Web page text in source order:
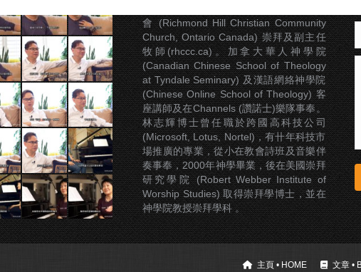
會 (Richmond Hill Christian Community
Church, Ontario Canada) 崇拜及副主任
牧師(rhccc.ca)。加拿大華人神學院
(Canadian Chinese School of Theology
at Tyndale Seminary) 及漢語網絡神學院
(Chinese Online School of Theology) 客
座講師及在Channels (讚諾士)樂隊事奉。
林志輝博士曾任職於跨國高科技公司
(Microsoft, Lotus, Nortel)，有卄年科技市
場推廣的專業，從小在教會詩班及音樂伴
奏事奉，2000年神學畢業，後在美國崇拜
研究學院 (Robert Webber Institute of
Worship Studies) 取得崇拜學博士，並在
神學院教授崇拜學科 。
主頁 • HOME 文章 •